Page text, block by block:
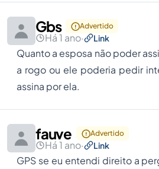
Gbs Advertido
Há 1 ano· Link
Quanto a esposa não poder
a rogo ou ele poderia pedir
assina por ela.
fauve Advertido
Há 1 ano· Link
GPS se eu entendi direito a